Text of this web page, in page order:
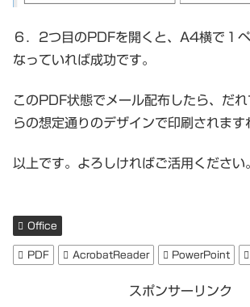
６．2つ目のPDFを開くと、A4横で１
なっていれば成功です。
このPDF状態でメール配布したら、だ
らの想定通りのデザインで印刷されます
以上です。よろしければご活用ください
Office
PDF AcrobatReader PowerPoint
スポンサーリンク